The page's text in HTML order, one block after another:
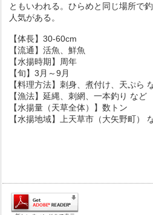
ともいわれる。ひらめと同じ場所で
人気がある。
【体長】30-60cm
【流通】活魚、鮮魚
【水揚時期】周年
【旬】3月～9月
【料理方法】刺身、煮付け、天ぷら
【漁法】延縄、刺網、一本釣り など
【水揚量（天草全体）】数トン
【水揚地域】上天草市（大矢野町）